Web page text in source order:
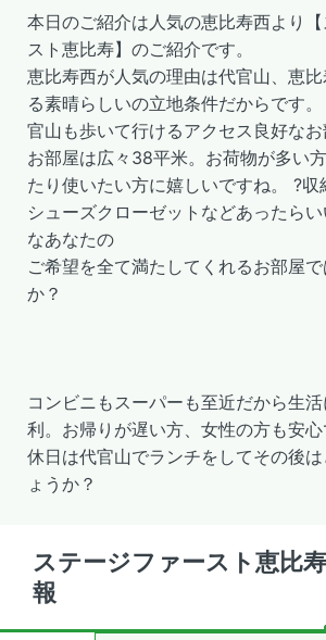
本日のご紹介は人気の恵比寿西より
スト恵比寿】のご紹介です。
恵比寿西が人気の理由は代官山、恵
る素晴らしいの立地条件だからです
官山も歩いて行けるアクセス良好なお
お部屋は広々38平米。お荷物が多い
たり使いたい方に嬉しいですね。 ?収
シューズクローゼットなどあったら
なあなたの
ご希望を全て満たしてくれるお部屋
か？
コンビニもスーパーも至近だから生
利。お帰りが遅い方、女性の方も安心
休日は代官山でランチをしてその後
ょうか？
ステージファースト恵比
報